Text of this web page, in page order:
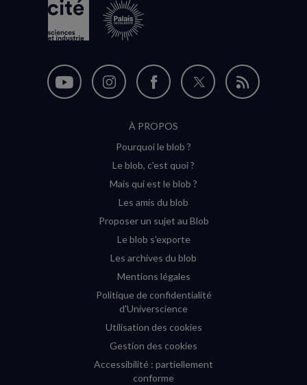
Nous
Nous
Instagram
(nouvelle
Nous
sur
Facebook
(nouvelle
Nous
Flux
À PROPOS
Pourquoi le blob ?
Le blob, c'est quoi ?
Mais qui est le blob ?
Les amis du blob
Proposer un sujet au Blob
Le blob s'exporte
Les archives du blob
Mentions légales
Politique de confidentialité
d'Universcience
Utilisation des cookies
Gestion des cookies
Accessibilité : partiellement
conforme